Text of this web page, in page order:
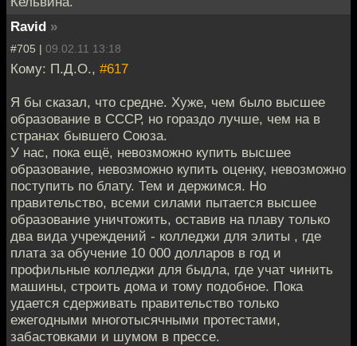
Ravid »
#705 | 09.02.11 13:18
Кому: П.Д.О., #617
Я бы сказал, что средне. Хуже, чем было высшее
образование в СССР, но гораздо лучше, чем на в
странах бывшего Союза.
У нас, пока ещё, невозможно купить высшее
образование, невозможно купить оценку, невозможно
поступить по блату. Тем и держимся. Но
правительство, всеми силами пытается высшее
образование уничтожить, оставив на плаву только
два вида учреждений - колледжи для элиты , где
плата за обучение 10 000 долларов в год и
профильные колледжи для быдла, где учат чинить
машины, строить дома и тому подобное. Пока
удается сдерживать правительство только
ежегодными многотысячными протестами,
забастовками и шумом в прессе.